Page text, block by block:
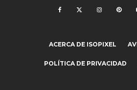
ACERCA DE ISOPIXEL
POLÍTICA DE PRIVACIDAD